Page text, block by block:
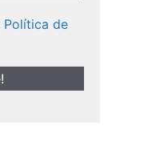
Política de